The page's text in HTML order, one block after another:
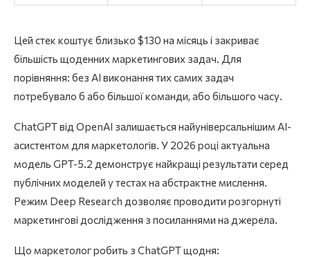
Цей стек коштує близько $130 на місяць і закриває
більшість щоденних маркетингових задач. Для
порівняння: без AI виконання тих самих задач
потребувало б або більшої команди, або більшого часу.
ChatGPT від OpenAI залишається найуніверсальнішим AI-
асистентом для маркетологів. У 2026 році актуальна
модель GPT-5.2 демонструє найкращі результати серед
публічних моделей у тестах на абстрактне мислення.
Режим Deep Research дозволяє проводити розгорнуті
маркетингові дослідження з посиланнями на джерела.
Що маркетолог робить з ChatGPT щодня: